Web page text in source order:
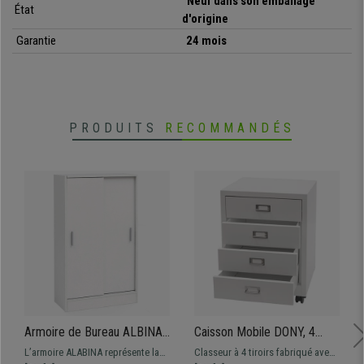
opportunité et profitez-en dès maintenant !
• Pieds réglables en hauteur
État
d'origine
Garantie
24 mois
PRODUITS RECOMMANDÉS
Armoire de Bureau ALBINA,
60x28x107 cm, Portes
L’armoire ALABINA représente la
Caisson Mobile DONY, 4
Tiroirs, 40x41x55 cm, en
Classeur à 4 tiroirs fabriqué avec